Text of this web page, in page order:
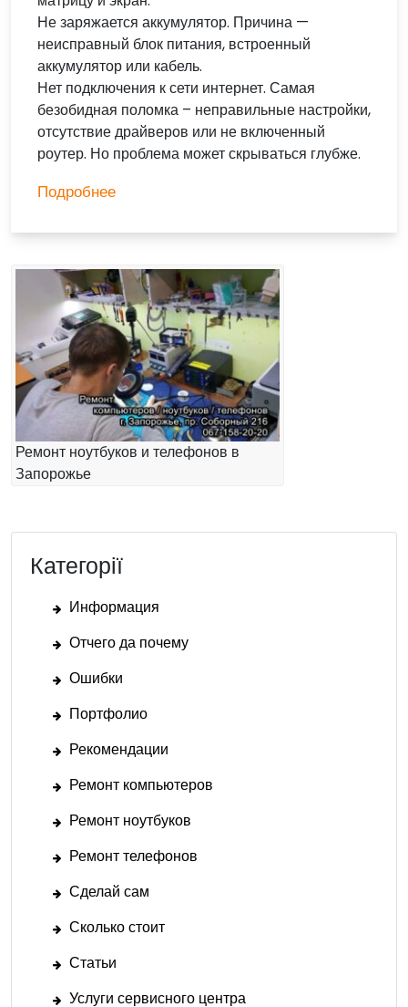
Не заряжается аккумулятор. Причина —
неисправный блок питания, встроенный
аккумулятор или кабель.
Нет подключения к сети интернет. Самая
безобидная поломка – неправильные настройки,
отсутствие драйверов или не включенный
роутер. Но проблема может скрываться глубже.
Подробнее
Ремонт ноутбуков и телефонов в
Запорожье
Категорії
Информация
Отчего да почему
Ошибки
Портфолио
Рекомендации
Ремонт компьютеров
Ремонт ноутбуков
Ремонт телефонов
Сделай сам
Сколько стоит
Статьи
Услуги сервисного центра